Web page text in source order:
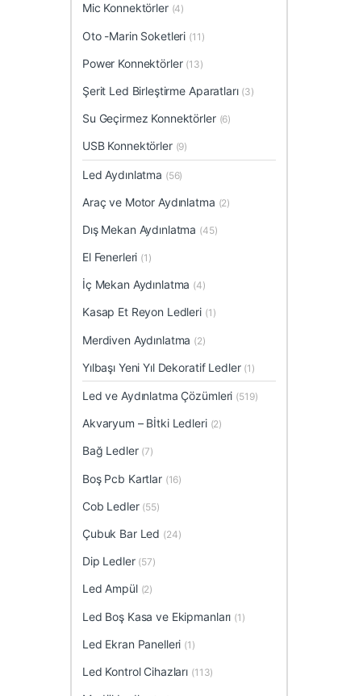
Mic Konnektörler (4)
Oto -Marin Soketleri (11)
Power Konnektörler (13)
Şerit Led Birleştirme Aparatları (3)
Su Geçirmez Konnektörler (6)
USB Konnektörler (9)
Led Aydınlatma (56)
Araç ve Motor Aydınlatma (2)
Dış Mekan Aydınlatma (45)
El Fenerleri (1)
İç Mekan Aydınlatma (4)
Kasap Et Reyon Ledleri (1)
Merdiven Aydınlatma (2)
Yılbaşı Yeni Yıl Dekoratif Ledler (1)
Led ve Aydınlatma Çözümleri (519)
Akvaryum – Bİtki Ledleri (2)
Bağ Ledler (7)
Boş Pcb Kartlar (16)
Cob Ledler (55)
Çubuk Bar Led (24)
Dip Ledler (57)
Led Ampül (2)
Led Boş Kasa ve Ekipmanları (1)
Led Ekran Panelleri (1)
Led Kontrol Cihazları (113)